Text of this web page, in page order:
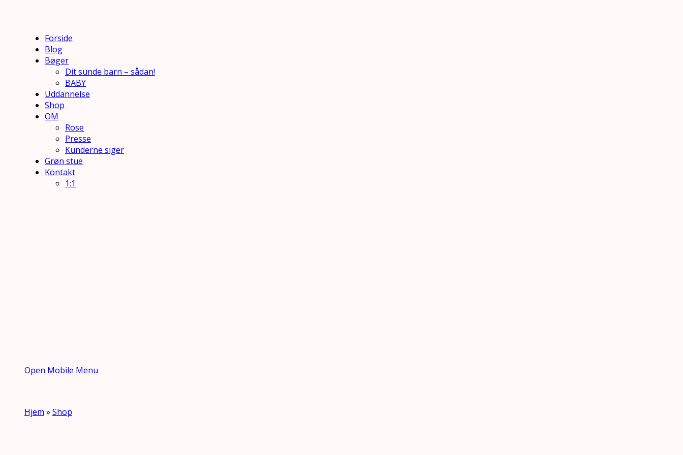
Forside
Blog
Bøger
Dit sunde barn – sådan!
BABY
Uddannelse
Shop
OM
Rose
Presse
Kunderne siger
Grøn stue
Kontakt
1:1
Open Mobile Menu
Hjem » Shop